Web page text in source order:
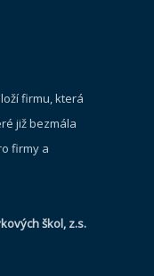
firmu, která
již bezmála
firmy a
škol, z.s.